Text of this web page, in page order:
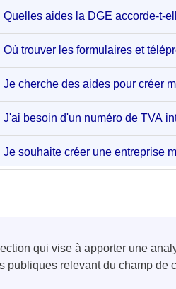
Quelles aides la DGE accorde-t-
Où trouver les formulaires et
Je cherche des aides pour créer
J'ai besoin d'un numéro de TVA
Je souhaite créer une entreprise
qui vise à apporter une
publiques relevant du champ de